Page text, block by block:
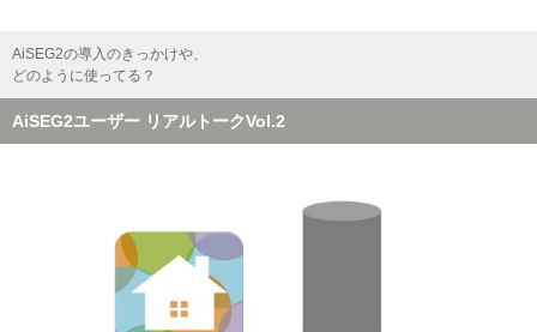
AiSEG2の導入のきっかけや、
どのように使ってる？
AiSEG2ユーザー リアルトークVol.2